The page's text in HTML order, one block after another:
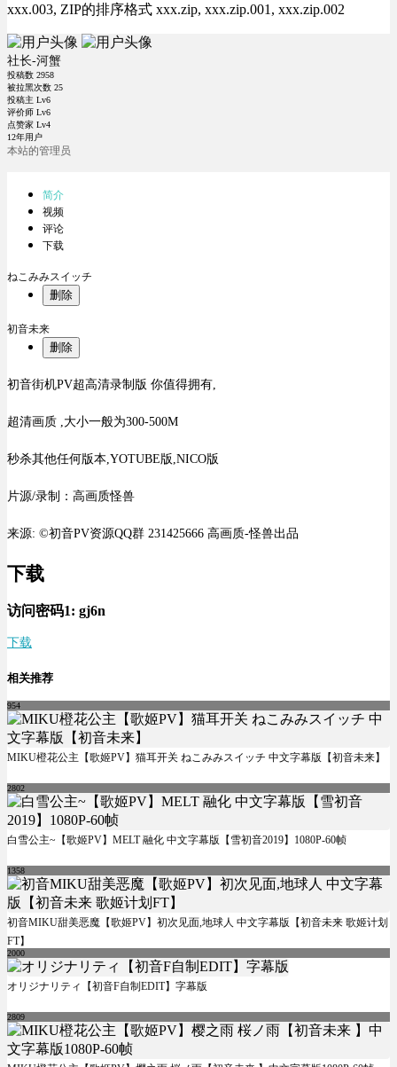
xxx.003, ZIP的排序格式 xxx.zip, xxx.zip.001, xxx.zip.002
社长-河蟹
投稿数 2958
被拉黑次数 25
投稿主 Lv6
评价师 Lv6
点赞家 Lv4
12年用户
本站的管理员
简介
视频
评论
下载
ねこみみスイッチ
删除
初音未来
删除
初音街机PV超高清录制版 你值得拥有,
超清画质 ,大小一般为300-500M
秒杀其他任何版本,YOTUBE版,NICO版
片源/录制：高画质怪兽
来源: ©初音PV资源QQ群 231425666 高画质-怪兽出品
下载
访问密码1: gj6n
下载
相关推荐
954
MIKU橙花公主【歌姬PV】猫耳开关 ねこみみスイッチ 中文字幕版【初音未来】
2802
白雪公主~【歌姬PV】MELT 融化 中文字幕版【雪初音2019】1080P-60帧
1358
初音MIKU甜美恶魔【歌姬PV】初次见面,地球人 中文字幕版【初音未来 歌姬计划
FT】
2000
オリジナリティ【初音F自制EDIT】字幕版
2809